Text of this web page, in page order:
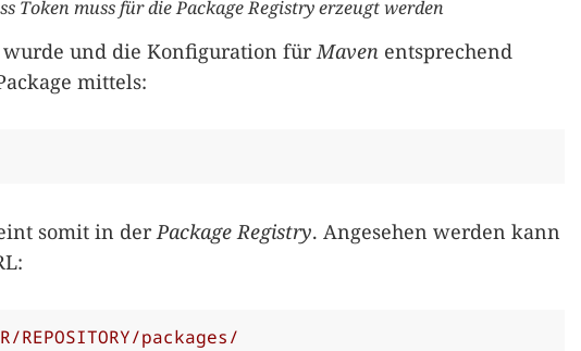
Token muss für die Package Registry erzeugt werden
wurde und die Konfiguration fürMaven entsprechend
mittels:
somit in derPackage Registry. Angesehen werden kann
REPOSITORY/packages/